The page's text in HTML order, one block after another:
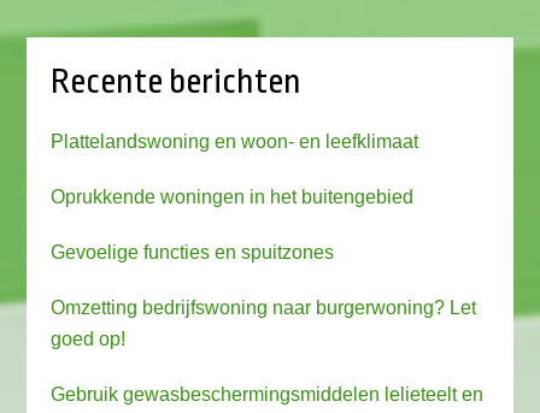
Recente berichten
Plattelandswoning en woon- en leefklimaat
Oprukkende woningen in het buitengebied
Gevoelige functies en spuitzones
Omzetting bedrijfswoning naar burgerwoning? Let
goed op!
Gebruik gewasbeschermingsmiddelen lelieteelt en